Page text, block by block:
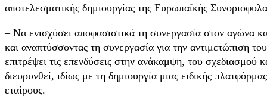
αποτελεσματικής δημιουργίας της Ευρωπαϊκής
– Να ενισχύσει αποφασιστικά τη συνεργασία στον αγώνα
και αναπτύσσοντας τη συνεργασία για την αντιμετώπιση
επιτρέψει τις επενδύσεις στην ανάκαμψη, του
διευρυνθεί, ιδίως με τη δημιουργία μιας ειδικής
εταίρους.